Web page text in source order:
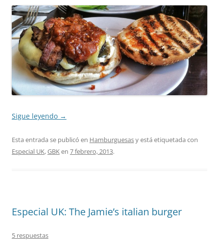
Sigue leyendo →
Esta entrada se publicó en Hamburguesasy está etiquetada con
Especial UK,GBKen 7 febrero, 2013.
Especial UK: The Jamie’s italian burger
5 respuestas